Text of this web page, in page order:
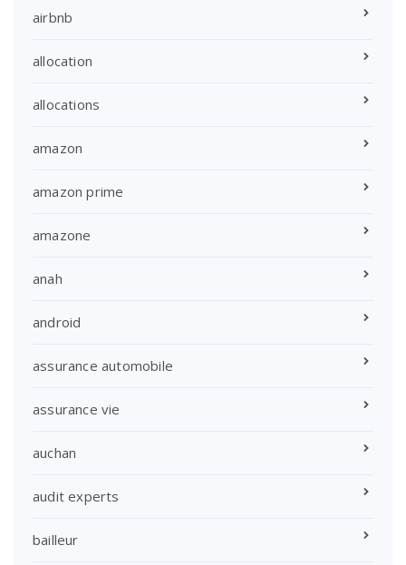
airbnb
allocation
allocations
amazon
amazon prime
amazone
anah
android
assurance automobile
assurance vie
auchan
audit experts
bailleur